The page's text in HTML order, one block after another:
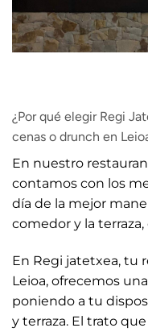
¿Por qué elegir Regi
cenas o drunch en
En nuestro
contamos con los
día de la mejor
comedor y la
En Regi jatetxea, tu
Leioa, ofrecemos
poniendo a tu
y terraza. El trato